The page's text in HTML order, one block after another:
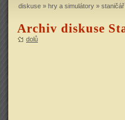
diskuse » hry a simulátory » staničář
Archiv diskuse
dolů